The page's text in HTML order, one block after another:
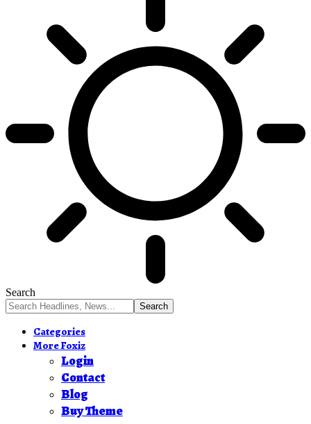
Search
Categories
More Foxiz
Login
Contact
Blog
Buy Theme